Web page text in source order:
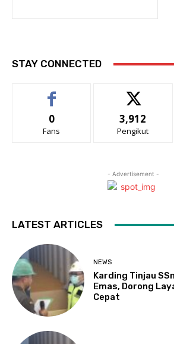
STAY CONNECTED
0
Fans
3,912
Pengikut
- Advertisement -
LATEST ARTICLES
NEWS
Karding Tinjau
Emas, Dorong
Cepat